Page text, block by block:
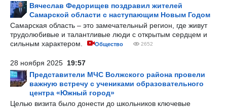
Вячеслав Федорищев поздравил жителей
Самарской области с наступающим Новым Годом
Самарская область – это замечательный регион, где живут
трудолюбивые и талантливые люди с открытым сердцем и
сильным характером.
Общество 2652
28 ноября 2025 19:57
Представители МЧС Волжского района провели
важную встречу с учениками образовательного
центра «Южный город»
Целью визита было донести до школьников ключевые